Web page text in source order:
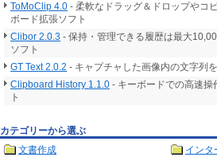
ToMoClip 4.0 - 柔軟なドラッグ＆ドロップやコ
ボード拡張ソフト
Clibor 2.0.3 - 保持・管理できる履歴は最大
ソフト
GT Text 2.0.2 - キャプチャした画像内の文字列
Clipboard History 1.1.0 - キーボードでの高速
ト
カテゴリーから選ぶ
文書作成
インタ